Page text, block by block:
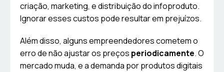
criação, marketing, e distribuição do infoproduto.
Ignorar esses custos pode resultar em prejuízos.
Além disso, alguns empreendedores cometem o
erro de não ajustar os preços periodicamente. O
mercado muda, e a demanda por produtos digitais